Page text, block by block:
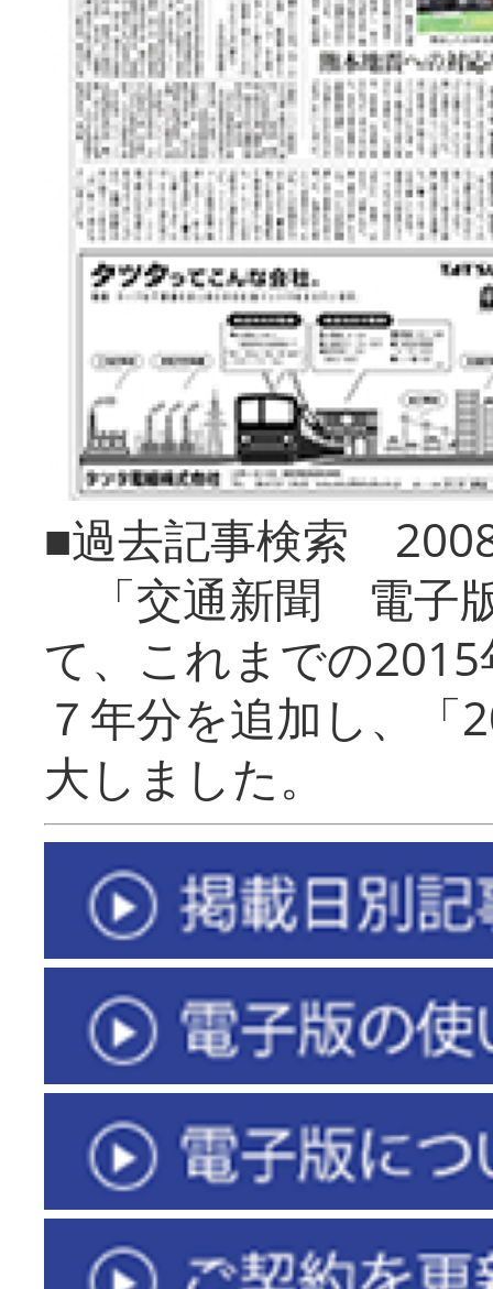
■過去記事検索
「交通新聞 電子
て、これまでの
７年分を追加し、「
大しまし